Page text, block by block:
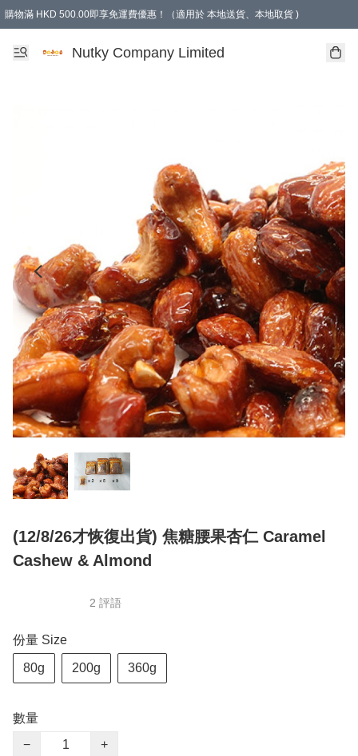
購物滿 HKD 500.00即享免運費優惠！（適用於 本地送貨、本地取貨 )
Nutky Company Limited
(12/8/26才恢復出貨) 焦糖腰果杏仁 Caramel
Cashew & Almond
2 評語
份量 Size
80g 200g 360g
數量
−
+